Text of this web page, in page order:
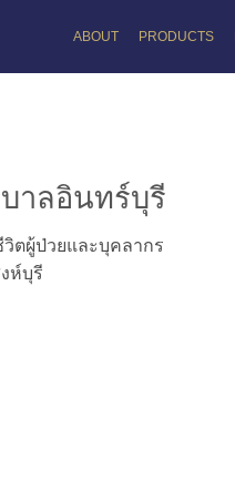
ABOUT PRODUCTS
าลอินทร์บุรี
วิตผู้ป่วยและบุคลากร
ห์บุรี